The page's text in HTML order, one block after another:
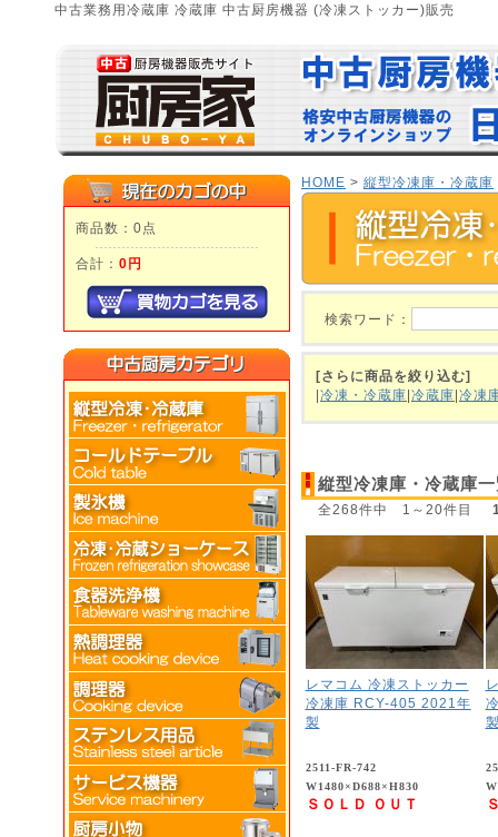
中古業務用冷蔵庫 冷蔵庫 中古厨房機器 (冷凍ストッカー)販売
商品数：0点
合計： 0円
HOME > 縦型冷凍庫・冷蔵庫
検索ワード：
[さらに商品を絞り込む]
|冷凍・冷蔵庫|冷蔵庫|冷凍
縦型冷凍庫・冷蔵庫
全268件中 1～20件目
レマコム 冷凍ストッカー
冷凍庫 RCY-405 2021年
製
2511-FR-742
W1480×D688×H830
ＳＯＬＤ ＯＵＴ